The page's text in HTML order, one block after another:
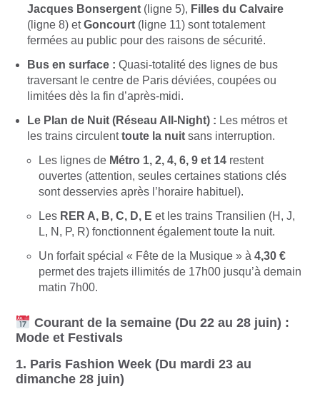
Jacques Bonsergent (ligne 5), Filles du Calvaire
(ligne 8) etGoncourt (ligne 11) sont totalement
fermées au public pour des raisons de sécurité.
Bus en surface : Quasi-totalité des lignes de bus
traversant le centre de Paris déviées, coupées ou
limitées dès la fin d’après-midi.
Le Plan de Nuit (Réseau All-Night) : Les métros et
les trains circulenttoute la nuit sans interruption.
Les lignes de Métro 1, 2, 4, 6, 9 et 14 restent
ouvertes (attention, seules certaines stations clés
sont desservies après l’horaire habituel).
Les RER A, B, C, D, E et les trains Transilien (H, J,
L, N, P, R) fonctionnent également toute la nuit.
Un forfait spécial « Fête de la Musique » à 4,30 €
permet des trajets illimités de 17h00 jusqu’à demain
matin 7h00.
Courant de la semaine (Du 22 au 28 juin) :
Mode et Festivals
1. Paris Fashion Week (Du mardi 23 au
dimanche 28 juin)